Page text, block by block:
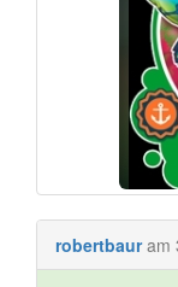
robertbaur am